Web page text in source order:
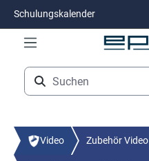
Zum Hauptinhalt springen
Schulungskalender
Video Zubehör Video